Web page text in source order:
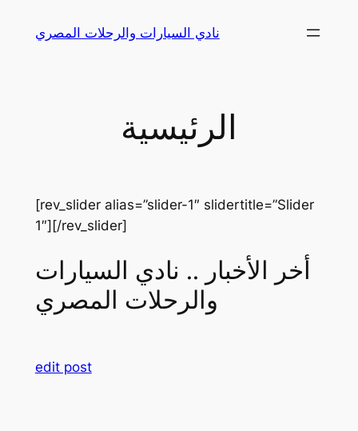
نادي السيارات والرحلات المصري
الرئيسية
[rev_slider alias=”slider-1″ slidertitle=”Slider
1″][/rev_slider]
أخر الأخبار .. نادي السيارات
والرحلات المصري
edit post